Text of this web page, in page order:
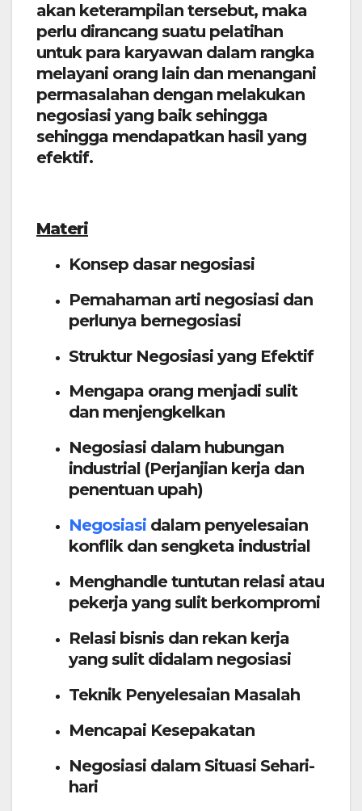
akan keterampilan tersebut, maka
perlu dirancang suatu pelatihan
untuk para karyawan dalam rangka
melayani orang lain dan menangani
permasalahan dengan melakukan
negosiasi yang baik sehingga
sehingga mendapatkan hasil yang
efektif.
Materi
Konsep dasar negosiasi
Pemahaman arti negosiasi dan
perlunya bernegosiasi
Struktur Negosiasi yang Efektif
Mengapa orang menjadi sulit
dan menjengkelkan
Negosiasi dalam hubungan
industrial (Perjanjian kerja dan
penentuan upah)
Negosiasi dalam penyelesaian
konflik dan sengketa industrial
Menghandle tuntutan relasi atau
pekerja yang sulit berkompromi
Relasi bisnis dan rekan kerja
yang sulit didalam negosiasi
Teknik Penyelesaian Masalah
Mencapai Kesepakatan
Negosiasi dalam Situasi Sehari-
hari